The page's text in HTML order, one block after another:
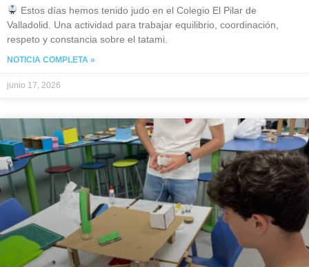
Estos días hemos tenido judo en el Colegio El Pilar de
Valladolid. Una actividad para trabajar equilibrio, coordinación,
respeto y constancia sobre el tatami.
NOTICIA COMPLETA »
junio 17, 2026